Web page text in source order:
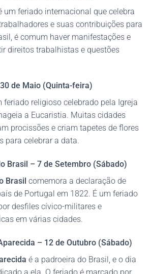
um feriado internacional que celebra
e suas contribuições para
é comum haver manifestações e
direitos trabalhistas e questões
de Maio (Quinta-feira)
feriado religioso celebrado pela Igreja
a Eucaristia. Muitas cidades
procissões e criam tapetes de flores
para celebrar a data.
Brasil – 7 de Setembro (Sábado)
Brasil comemora a declaração de
de Portugal em 1822. É um feriado
desfiles cívico-militares e
em várias cidades.
– 12 de Outubro (Sábado)
é a padroeira do Brasil, e o dia